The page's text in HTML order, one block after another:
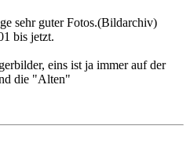
sehr guter Fotos.(Bildarchiv)
bis jetzt.
eins ist ja immer auf der
die "Alten"